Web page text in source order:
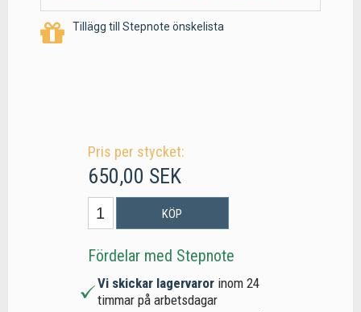
Tillägg till Stepnote önskelista
Pris per stycket:
650,00 SEK
KÖP
Fördelar med Stepnote
Vi skickar lagervaror inom 24
timmar på arbetsdagar